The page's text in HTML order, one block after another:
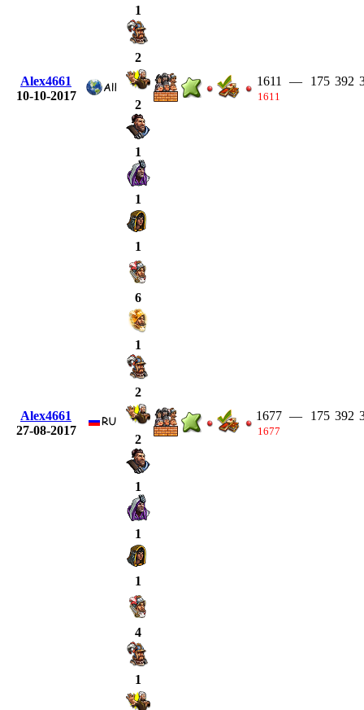
Alex4661
10-10-2017
1
2
2
1
1
1
1611
1611
— 175 392
Alex4661
27-08-2017
6
1
2
2
1
1
1
1677
1677
— 175 392
4
1